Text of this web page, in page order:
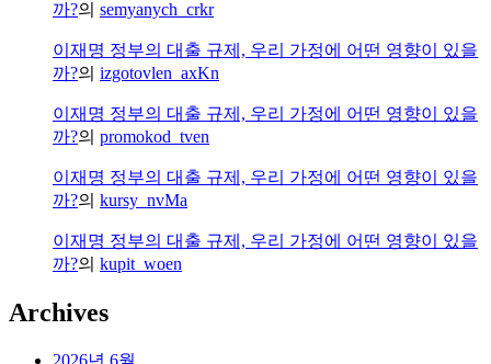
한
까?의 semyanych_crkr
이재명 정부의 대출 규제, 우리 가정에 어떤 영향이 있을
까?의 izgotovlen_axKn
이재명 정부의 대출 규제, 우리 가정에 어떤 영향이 있을
까?의 promokod_tven
이재명 정부의 대출 규제, 우리 가정에 어떤 영향이 있을
까?의 kursy_nvMa
이재명 정부의 대출 규제, 우리 가정에 어떤 영향이 있을
까?의 kupit_woen
Archives
2026년 6월